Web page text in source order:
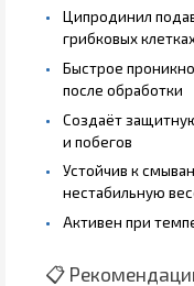
Ципродинил
грибковых
Быстрое
после обработки
Создаёт
и побегов
Устойчив к
нестабильную
Активен при
📋